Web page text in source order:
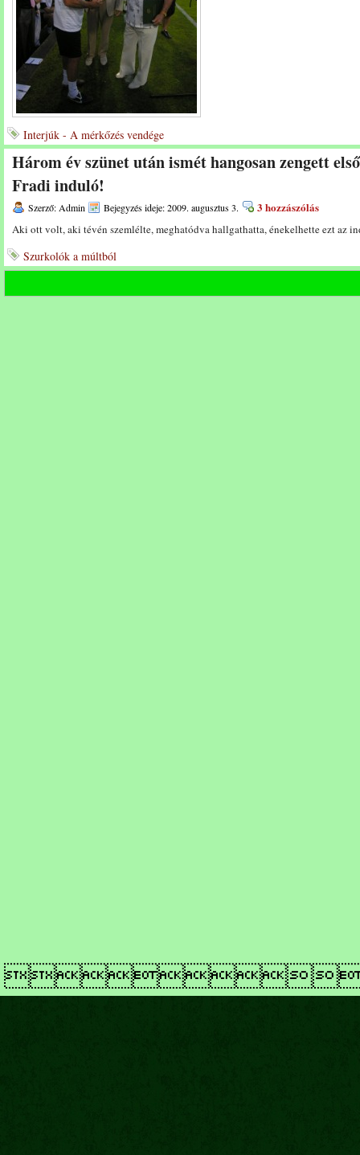
Interjúk - A mérkőzés vendége
Három év szünet után ismét hangosan zengett
Fradi induló!
Szerző: Admin Bejegyzés ideje: 2009. augusztus 3. 3 hozzászólás
Aki ott volt, aki tévén szemlélte, meghatódva hallgathatta, énekelhette ezt az
Szurkolók a múltból